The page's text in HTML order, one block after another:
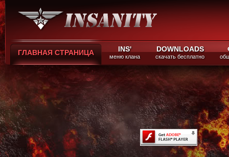
ГЛАВНАЯ СТРАНИЦА INS'
меню клана
DOWNLOADS
скачать бесплатно